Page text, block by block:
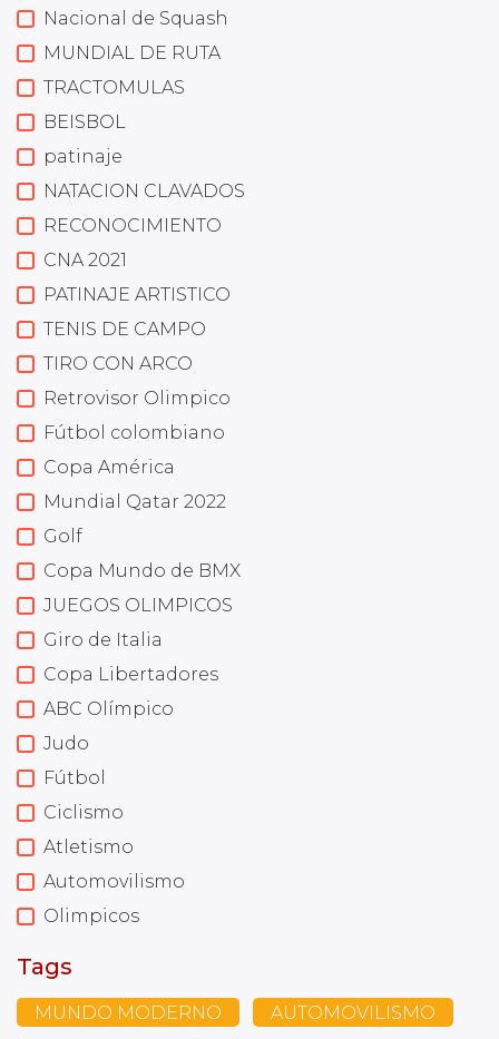
Nacional de Squash
MUNDIAL DE RUTA
TRACTOMULAS
BEISBOL
patinaje
NATACION CLAVADOS
RECONOCIMIENTO
CNA 2021
PATINAJE ARTISTICO
TENIS DE CAMPO
TIRO CON ARCO
Retrovisor Olimpico
Fútbol colombiano
Copa América
Mundial Qatar 2022
Golf
Copa Mundo de BMX
JUEGOS OLIMPICOS
Giro de Italia
Copa Libertadores
ABC Olímpico
Judo
Fútbol
Ciclismo
Atletismo
Automovilismo
Olimpicos
Tags
MUNDO MODERNO AUTOMOVILISMO